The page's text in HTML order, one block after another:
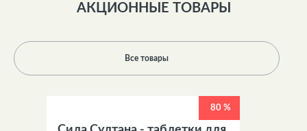
АКЦИОННЫЕ ТОВАРЫ
Все товары
80 %